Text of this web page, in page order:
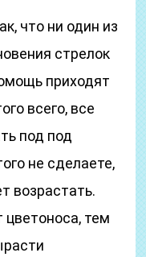
что ни один из
стрелок
приходят
всего, все
под под
не сделаете,
возрастать.
цветоноса, тем